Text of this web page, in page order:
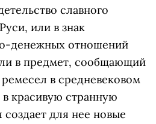
славного
или в знак
денежных отношений
в предмет, сообщающий
в средневековом
красивую странную
для нее новые